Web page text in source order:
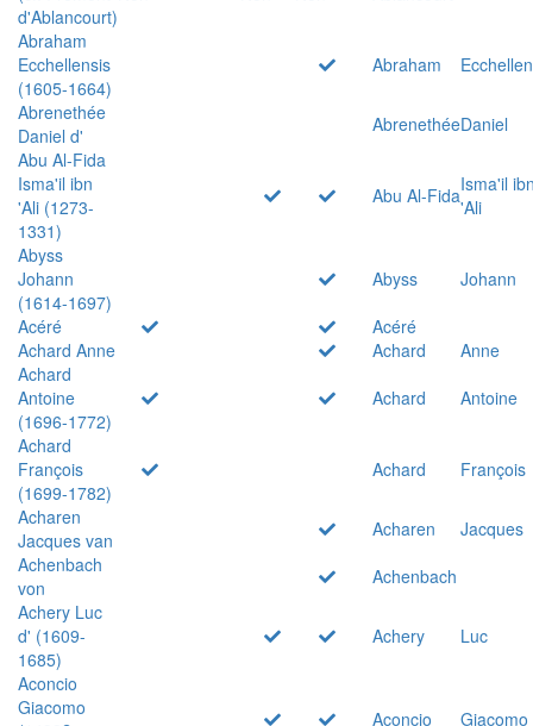
d'Ablancourt)
Abraham
Ecchellensis
(1605-1664)
Abraham
Abrenethée
Daniel d'
AbrenethéeDaniel
Abu Al-Fida
Isma'il ibn
'Ali (1273-
1331)
Abu Al-FidaIsma'il
'Ali
Abyss
Johann
(1614-1697)
Abyss
Johann
Acéré
Acéré
Achard Anne
Achard
Anne
Achard
Antoine
(1696-1772)
Achard
Antoine
Achard
François
(1699-1782)
Achard
François
Acharen
Jacques van
Acharen
Jacques
Achenbach
von
Achenbach
Achery Luc
d' (1609-
1685)
Achery
Luc
Aconcio
Giacomo
Aconcio Giacomo